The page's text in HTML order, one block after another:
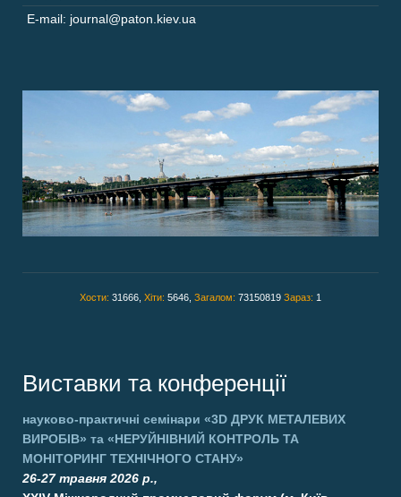
E-mail: journal@paton.kiev.ua
Хости: 31666, Хіти: 5646, Загалом: 73150819 Зараз: 1
Виставки та конференції
науково-практичні семінари «3D ДРУК МЕТАЛЕВИХ
ВИРОБІВ» та «НЕРУЙНІВНИЙ КОНТРОЛЬ ТА
МОНІТОРИНГ ТЕХНІЧНОГО СТАНУ»
26-27 травня 2026 р.,